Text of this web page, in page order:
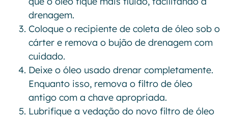
drenagem.
Coloque o recipiente de coleta de óleo sob o
cárter e remova o bujão de drenagem com
cuidado.
Deixe o óleo usado drenar completamente.
Enquanto isso, remova o filtro de óleo
antigo com a chave apropriada.
Lubrifique a vedação do novo filtro de óleo